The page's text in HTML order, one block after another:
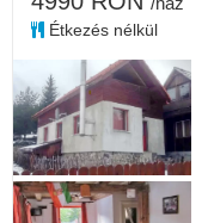
Étkezés nélkül